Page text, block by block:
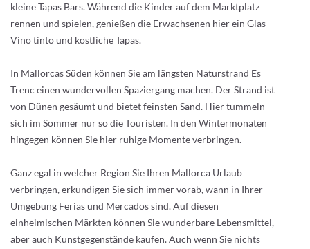
kleine Tapas Bars. Während die Kinder auf dem Marktplatz
rennen und spielen, genießen die Erwachsenen hier ein Glas
Vino tinto und köstliche Tapas.
In Mallorcas Süden können Sie am längsten Naturstrand Es
Trenc einen wundervollen Spaziergang machen. Der Strand ist
von Dünen gesäumt und bietet feinsten Sand. Hier tummeln
sich im Sommer nur so die Touristen. In den Wintermonaten
hingegen können Sie hier ruhige Momente verbringen.
Ganz egal in welcher Region Sie Ihren Mallorca Urlaub
verbringen, erkundigen Sie sich immer vorab, wann in Ihrer
Umgebung Ferias und Mercados sind. Auf diesen
einheimischen Märkten können Sie wunderbare Lebensmittel,
aber auch Kunstgegenstände kaufen. Auch wenn Sie nichts